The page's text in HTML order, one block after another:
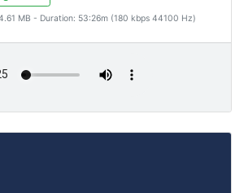
MB - Duration: 53:26m (180 kbps 44100 Hz)